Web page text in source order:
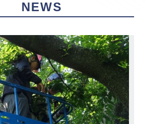
NEWS